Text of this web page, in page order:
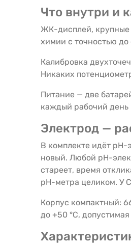
Что внутри и
ЖК-дисплей, крупные
химии с точностью до
Калибровка
Никаких
Питание — две
каждый рабочий день
Электрод —
В комплекте идёт pH-
новый. Любой pH-
стареет, время
pH-метра целиком. У
Корпус компактный:
до +50 °C,